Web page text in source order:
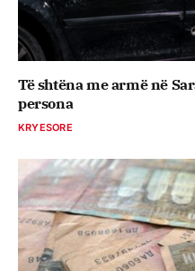
Të shtëna me armë në
persona
KRYESORE